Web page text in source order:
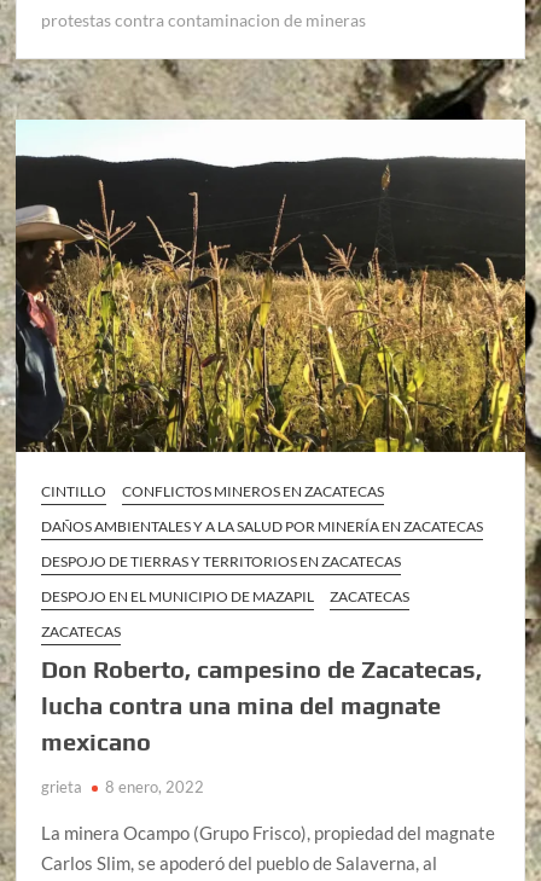
protestas contra contaminacion de mineras
CINTILLO
CONFLICTOS MINEROS EN ZACATECAS
DAÑOS AMBIENTALES Y A LA SALUD POR MINERÍA EN ZACATECAS
DESPOJO DE TIERRAS Y TERRITORIOS EN ZACATECAS
DESPOJO EN EL MUNICIPIO DE MAZAPIL
ZACATECAS
ZACATECAS
Don Roberto, campesino de Zacatecas,
lucha contra una mina del magnate
mexicano
grieta 8 enero, 2022
La minera Ocampo (Grupo Frisco), propiedad del magnate
Carlos Slim, se apoderó del pueblo de Salaverna, al